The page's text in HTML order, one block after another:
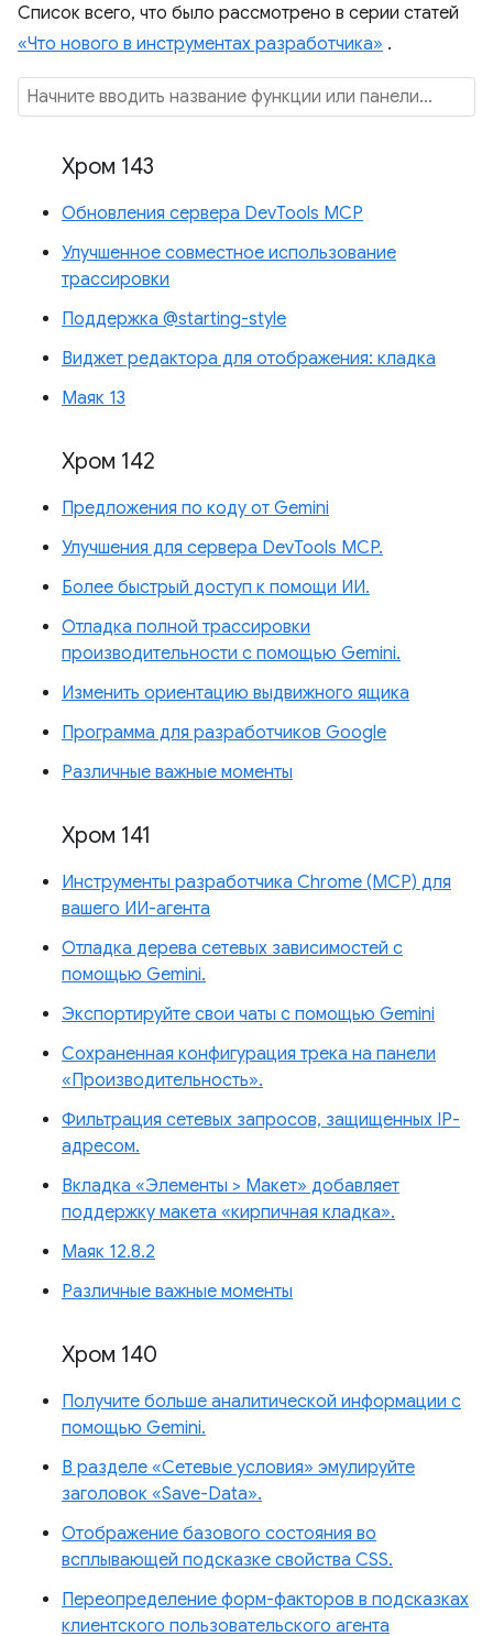
Список всего, что было рассмотрено в серии статей
«Что нового в инструментах разработчика» .
Хром 143
Обновления сервера DevTools MCP
Улучшенное совместное использование
трассировки
Поддержка @starting-style
Виджет редактора для отображения: кладка
Маяк 13
Хром 142
Предложения по коду от Gemini
Улучшения для сервера DevTools MCP.
Более быстрый доступ к помощи ИИ.
Отладка полной трассировки
производительности с помощью Gemini.
Изменить ориентацию выдвижного ящика
Программа для разработчиков Google
Различные важные моменты
Хром 141
Инструменты разработчика Chrome (MCP) для
вашего ИИ-агента
Отладка дерева сетевых зависимостей с
помощью Gemini.
Экспортируйте свои чаты с помощью Gemini
Сохраненная конфигурация трека на панели
«Производительность».
Фильтрация сетевых запросов, защищенных IP-
адресом.
Вкладка «Элементы > Макет» добавляет
поддержку макета «кирпичная кладка».
Маяк 12.8.2
Различные важные моменты
Хром 140
Получите больше аналитической информации с
помощью Gemini.
В разделе «Сетевые условия» эмулируйте
заголовок «Save-Data».
Отображение базового состояния во
всплывающей подсказке свойства CSS.
Переопределение форм-факторов в подсказках
клиентского пользовательского агента